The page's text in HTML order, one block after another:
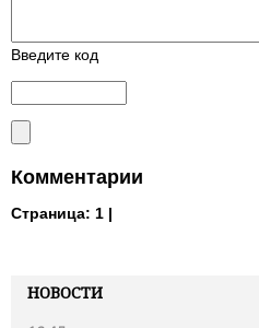
НОВОСТИ
Введите код
Комментарии
Страница: 1 |